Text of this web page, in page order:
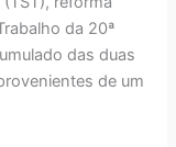
da 20ª
das duas
de um